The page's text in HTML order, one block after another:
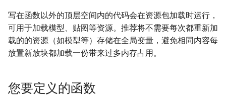
写在函数以外的顶层空间内的代码会在资源包加载时运行，
可用于加载模型、贴图等资源。推荐将不需要每次都重新加
载的的资源（如模型等）存储在全局变量，避免相同内容每
放置新放块都加载一份带来过多内存占用。
您要定义的函数